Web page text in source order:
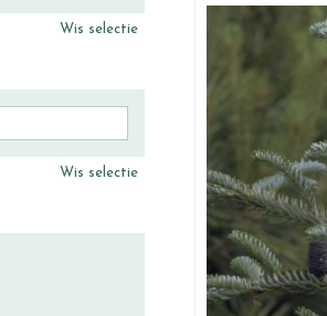
Wis selectie
Wis selectie